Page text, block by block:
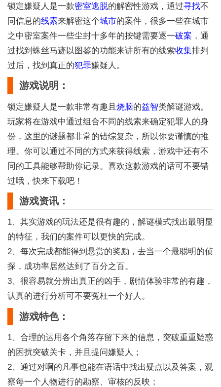
锁定嫌疑人是一款密室逃脱的解密性游戏，通过寻找不
同信息的线索来解密这个城市的案件，很多一些在城市
之中密室案件一些尘封十多年的按键需要逐一破案 ，通
过找到蛛丝马迹以图鉴的功能来讲所有的线索收集排列
过后，找到真正的犯罪嫌疑人。
游戏说明：
锁定嫌疑人是一款非常有趣且 烧脑的益智类解谜游戏。
玩家将在游戏中通过组合不同的线索来确定犯罪人的身
份，这里的谜题都非常的错综复杂，所以你要谨慎的推
理。你可以通过不同的方式来获得线索，游戏中还有不
同的工具能够帮助你记录。喜欢这款游戏的话可不要错
过哦，快来下载吧！
游戏资讯：
1、其实游戏的玩法还是很有趣的，解谜模式找出最明显
的特征，我们的案件可以更快的完成。
2、每次完成都能得到悬赏的奖励，去当一个最聪明的侦
探，成功率居然达到了百分之百。
3、很容易就分辨出真正的凶手，剧情体验非常的有趣，
认真的进行分析可不要冤枉一个好人。
游戏特色：
1、合理的运用各个角落存留下来的信息，突破重重疑惑
的困扰突破关卡，并且提问嫌疑人；
2、通过对啊的凡事也能在语话中找出疑点以及答案，观
察每一个人物进行的勘察、审核的反映；